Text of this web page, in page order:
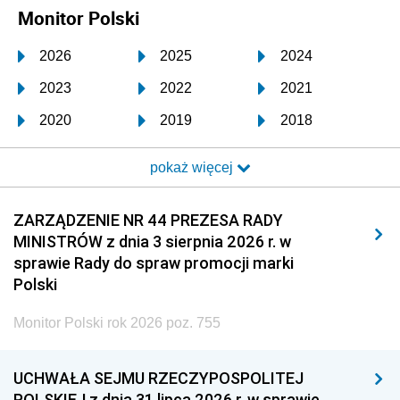
Monitor Polski
2026 2025 2024
2023 2022 2021
2020 2019 2018
2017 2016 2015
2014 2013 2012
2011 2010 2009
2008 2007 2006
2005
1996 1995 1994
pokaż więcej
ZARZĄDZENIE NR 44 PREZESA RADY
MINISTRÓW z dnia 3 sierpnia 2026 r. w
sprawie Rady do spraw promocji marki
Polski
Monitor Polski rok 2026 poz. 755
UCHWAŁA SEJMU RZECZYPOSPOLITEJ